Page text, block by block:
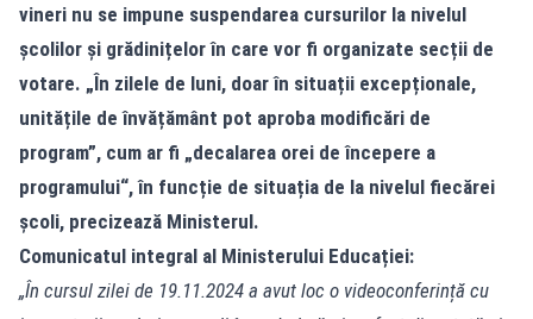
vineri nu se impune suspendarea cursurilor la nivelul
școlilor și grădinițelor în care vor fi organizate secții de
votare. „În zilele de luni, doar în situații excepționale,
unitățile de învățământ pot aproba modificări de
program”, cum ar fi „decalarea orei de începere a
programului“, în funcție de situația de la nivelul fiecărei
școli, precizează Ministerul.
Comunicatul integral al Ministerului Educației:
„În cursul zilei de 19.11.2024 a avut loc o videoconferință cu